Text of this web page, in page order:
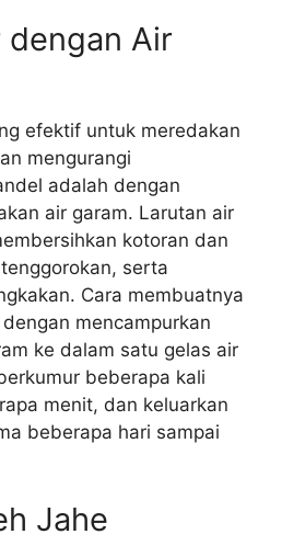
dengan Air
efektif untuk meredakan
mengurangi
adalah dengan
air garam. Larutan air
kotoran dan
serta
Cara membuatnya
mencampurkan
ke dalam satu gelas air
beberapa kali
menit, dan keluarkan
beberapa hari sampai
Jahe